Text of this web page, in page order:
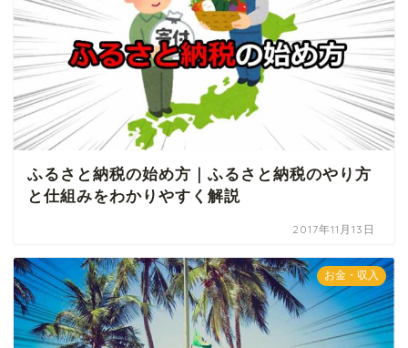
ふるさと納税の始め方｜ふるさと納税のやり方
と仕組みをわかりやすく解説
2017年11月13日
お金・収入